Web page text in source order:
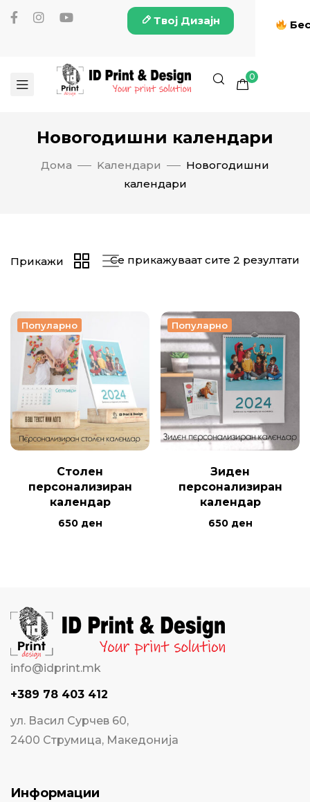
Твој Дизајн
0
Новогодишни календари
Дома Kалендари
Новогодишни
календари
Се прикажуваат сите 2 резултати
Прикажи
Популарно
Столен
персонализиран
календар
650 ден
Популарно
Зиден
персонализиран
календар
650 ден
info@idprint.mk
+389 78 403 412
ул. Васил Сурчев 60,
2400 Струмица, Македонија
Информации